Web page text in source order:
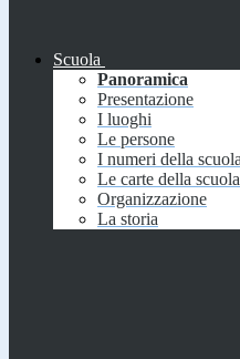
Scuola
Panoramica
Presentazione
I luoghi
Le persone
I numeri della scuola
Le carte della scuola
Organizzazione
La storia